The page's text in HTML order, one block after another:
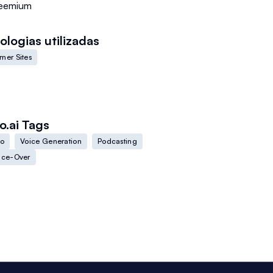
utilizadas
Sites
Tags
Voice Generation
Podcasting
Over